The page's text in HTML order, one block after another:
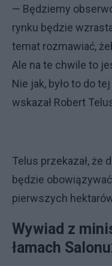
— Będziemy
rynku będzie
temat rozmawiać,
Ale na te chwile to
Nie jak, było to do
wskazał Robert
Telus przekazał, że
będzie
pierwszych
Wywiad z
łamach